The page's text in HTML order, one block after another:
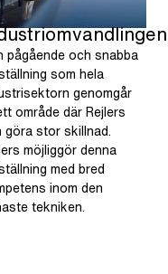
pågående och snabba
som hela
genomgår
område där Rejlers
göra stor skillnad.
möjliggör denna
med bred
inom den
tekniken.